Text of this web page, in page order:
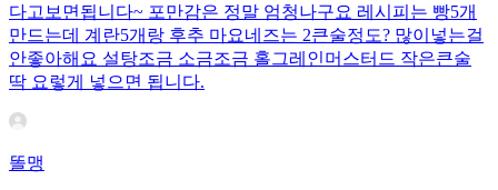
다고보면됩니다~ 포만감은 정말 엄청나구요 레시피는 빵5개
만드는데 계란5개랑 후추 마요네즈는 2큰술정도? 많이넣는걸
안좋아해요 설탕조금 소금조금 홀그레인머스터드 작은큰술
딱 요렇게 넣으면 됩니다.
똘맹